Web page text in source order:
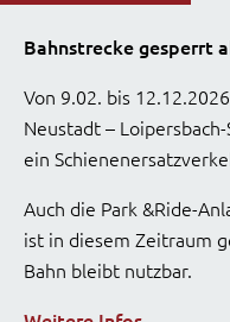
Bahnstrecke gesperrt
Von 9.02. bis
Neustadt –
ein
Auch die Park &Ride-
ist in diesem Zeitraum
Bahn bleibt nutzbar.